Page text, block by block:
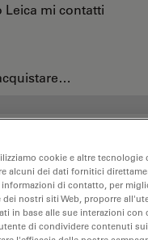
Leica mi contatti
cookie e altre tecnologie
alcuni dei dati fornitici
di contatto, per
dei nostri siti Web, proporre
in base alle sue interazioni con
di condividere contenuti